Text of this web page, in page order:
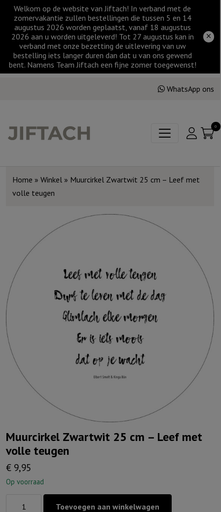
Welkom op de website van Jiftach! In verband met de
zomervakantie zullen bestellingen die tussen 5 en 14
augustus 2026 worden geplaatst, vanaf 18 augustus
2026 aan u worden uitgeleverd! Tot 27 augustus kan in
verband met onze bezetting de uitlevering van uw
bestelling iets langer duren dan dat u van ons gewend
bent. Namens Team Jiftach een fijne zomer toegewenst!
WhatsApp ons
0
Home » Winkel » Muurcirkel Zwartwit 25 cm – Leef met
volle teugen
Muurcirkel Zwartwit 25 cm – Leef met
volle teugen
€ 9,95
Op voorraad
Toevoegen aan winkelwagen